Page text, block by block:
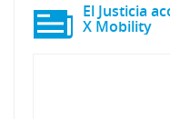
El Justicia
X Mobility